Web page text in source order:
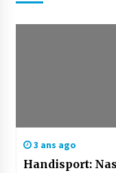
3 ans ago
Handisport: